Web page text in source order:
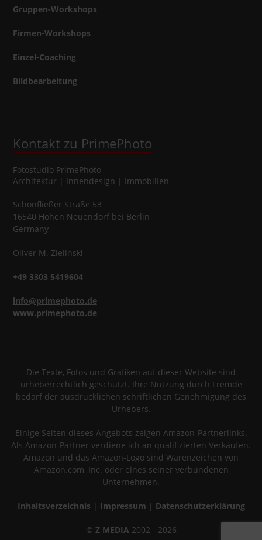
Gruppen-Workshops
Firmen-Workshops
Einzel-Coaching
Bildbearbeitung
Kontakt zu PrimePhoto
Fotostudio PrimePhoto
Architektur | Innendesign | Immobilien
Schönfließer Straße 53
16540 Hohen Neuendorfbei Berlin
Germany
Oliver M. Zielinski
+49 3303 5419604
info@primephoto.de
www.primephoto.de
Die Texte, Fotos und Grafiken auf dieser Website sind
urheberrechtlich geschützt. Ihre Nutzung durch Fremde
bedarf der ausdrücklichen schriftlichen Genehmigung des
Urhebers.
Einige Seiten dieses Angebots zeigen Amazon-Partnerlinks.
Als Amazon-Partner verdiene ich an qualifizierten Verkäufen.
Amazon und das Amazon-Logo sind Warenzeichen von
Amazon.com, Inc. oder eines seiner verbundenen
Unternehmen.
Inhaltsverzeichnis | Impressum | Datenschutzerklärung
© Z MEDIA 2002 - 2026